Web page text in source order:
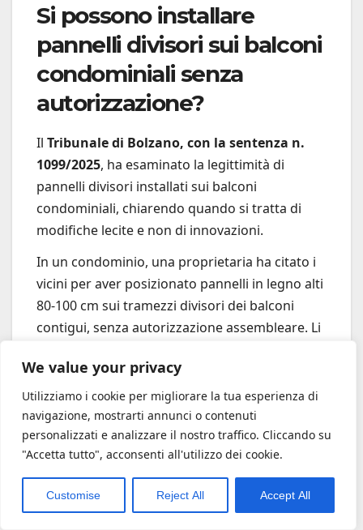
We value your privacy
Utilizziamo i cookie per migliorare la tua esperienza di
navigazione, mostrarti annunci o contenuti
personalizzati e analizzare il nostro traffico. Cliccando su
"Accetta tutto", acconsenti all'utilizzo dei cookie.
Customise Reject All Accept All
Si possono installare
pannelli divisori sui balconi
condominiali senza
autorizzazione?
Il Tribunale di Bolzano, con la sentenza n.
1099/2025, ha esaminato la legittimità di
pannelli divisori installati sui balconi
condominiali, chiarendo quando si tratta di
modifiche lecite e non di innovazioni.
In un condominio, una proprietaria ha citato i
vicini per aver posizionato pannelli in legno alti
80-100 cm sui tramezzi divisori dei balconi
contigui, senza autorizzazione assembleare. Li
e 1120 c.c.), violazione del regolamento
condominiale, danno al decoro architettonico
e alle distanze (art. 907 c.c.), oltre a perdita di
veduta panoramica, luce e aria dalla sua
finestra, a soli 26 cm dai pannelli.